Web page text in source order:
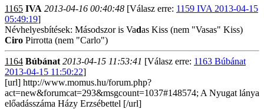
1165 IVA 2013-04-16 00:40:48 [Válasz erre: 1159 IVA 2013-04-15
05:49:19]
Névhelyesbítések: Másodszor is Vadas Kiss (nem "Vasas" Kiss)
Ciro Pirrotta (nem "Carlo")
1164 Búbánat 2013-04-15 11:53:41 [Válasz erre: 1163 Búbánat
2013-04-15 11:50:22]
[url] http://www.momus.hu/forum.php?
act=new&forumcat=293&msgcount=1037#148574; A Nyugat lánya
előadásszáma Házy Erzsébettel [/url]